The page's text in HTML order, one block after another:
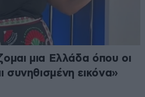
μια Ελλάδα όπου οι
συνηθισμένη εικόνα»